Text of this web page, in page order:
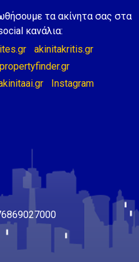
τα ακίνητα σας στα
κανάλια:
akinitakritis.gr
Instagram